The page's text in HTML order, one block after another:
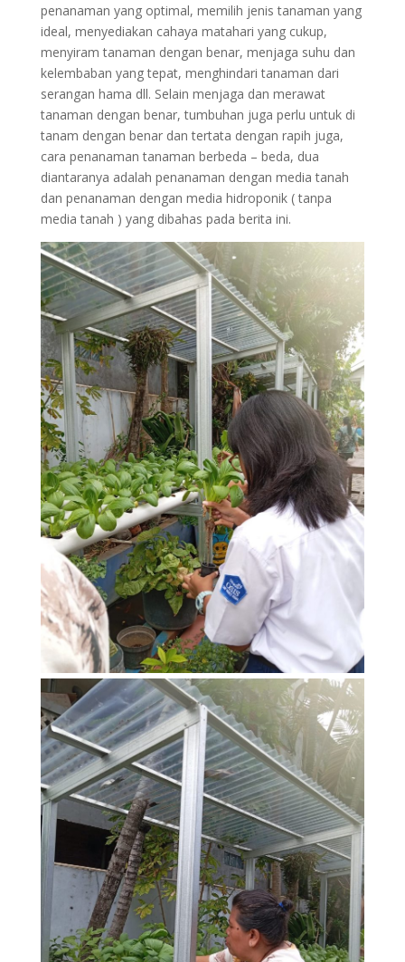
penanaman yang optimal, memilih jenis tanaman yang
ideal, menyediakan cahaya matahari yang cukup,
menyiram tanaman dengan benar, menjaga suhu dan
kelembaban yang tepat, menghindari tanaman dari
serangan hama dll. Selain menjaga dan merawat
tanaman dengan benar, tumbuhan juga perlu untuk di
tanam dengan benar dan tertata dengan rapih juga,
cara penanaman tanaman berbeda – beda, dua
diantaranya adalah penanaman dengan media tanah
dan penanaman dengan media hidroponik ( tanpa
media tanah ) yang dibahas pada berita ini.